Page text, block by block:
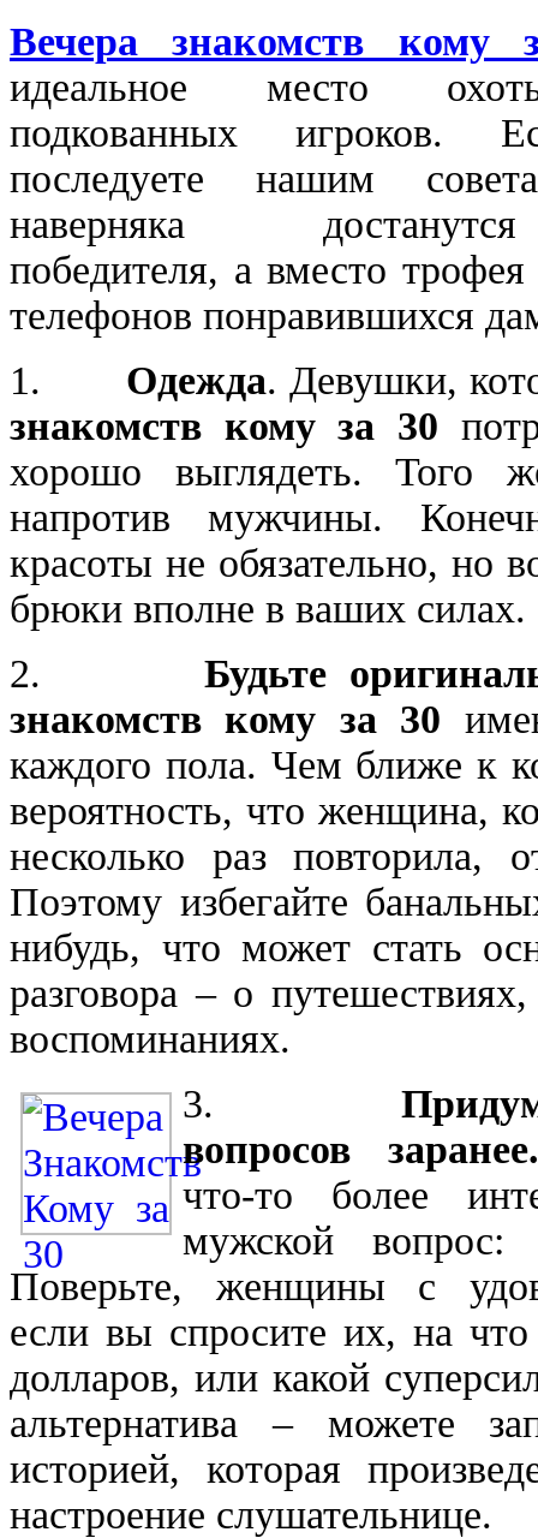
Вечера знакомств кому
идеальное место
подкованных игроков.
последуете нашим
наверняка
победителя, а вместо
телефонов понравившихся
1. Одежда. Девушки,
знакомств кому за 30
хорошо выглядеть. Того
напротив мужчины.
красоты не обязательно, но
брюки вполне в ваших силах.
2. Будьте
знакомств кому за 30
каждого пола. Чем ближе к
вероятность, что женщина,
несколько раз повторила,
Поэтому избегайте
нибудь, что может стать
разговора – о
воспоминаниях.
3.
вопросов
что-то более
мужской
Поверьте, женщины с
если вы спросите их, на
долларов, или какой
альтернатива – можете
историей, которая
настроение слушательнице.